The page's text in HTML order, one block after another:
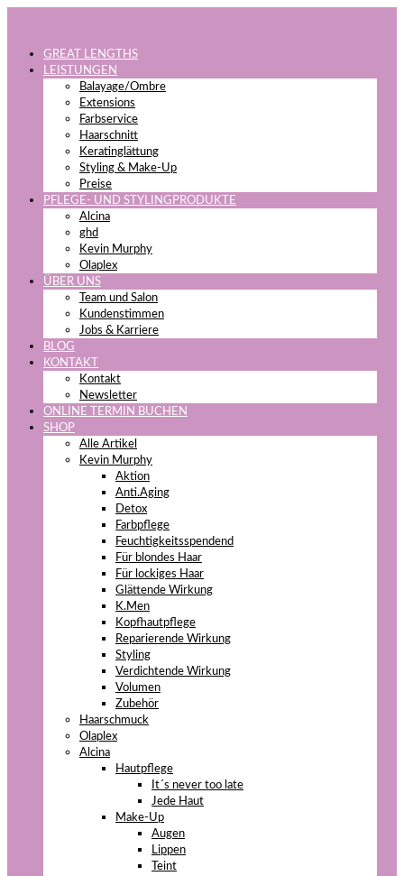
GREAT LENGTHS
LEISTUNGEN
Balayage/Ombre
Extensions
Farbservice
Haarschnitt
Keratinglättung
Styling & Make-Up
Preise
PFLEGE- UND STYLINGPRODUKTE
Alcina
ghd
Kevin Murphy
Olaplex
ÜBER UNS
Team und Salon
Kundenstimmen
Jobs & Karriere
BLOG
KONTAKT
Kontakt
Newsletter
ONLINE TERMIN BUCHEN
SHOP
Alle Artikel
Kevin Murphy
Aktion
Anti.Aging
Detox
Farbpflege
Feuchtigkeitsspendend
Für blondes Haar
Für lockiges Haar
Glättende Wirkung
K.Men
Kopfhautpflege
Reparierende Wirkung
Styling
Verdichtende Wirkung
Volumen
Zubehör
Haarschmuck
Olaplex
Alcina
Hautpflege
It´s never too late
Jede Haut
Make-Up
Augen
Lippen
Teint